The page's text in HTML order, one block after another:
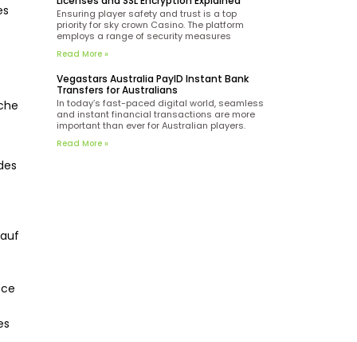
Ensuring player safety and trust is a top
priority for sky crown Casino. The platform
employs a range of security measures
information, making it a reliable choice for
indicators of the casino’s legitimacy is its
Curacao license.
Read More »
Vegastars Australia PayID Instant Bank
Transfers for Australians
In today’s fast-paced digital world, seamless
and instant financial transactions are more
important than ever for Australian players.
deposit option, allowing users to fund their
Read More »